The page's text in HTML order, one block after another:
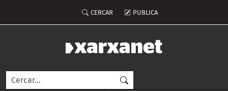
Menú del compte d'usuari
CERCAR PUBLICA
Cerca